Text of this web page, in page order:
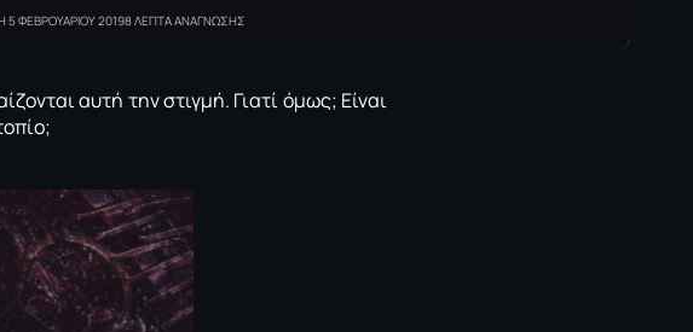
ΦΕΒΡΟΥΑΡΙΟΥ 20198 ΛΕΠΤΑ ΑΝΑΓΝΩΣΗΣ
αυτή την στιγμή. Γιατί όμως; Είναι